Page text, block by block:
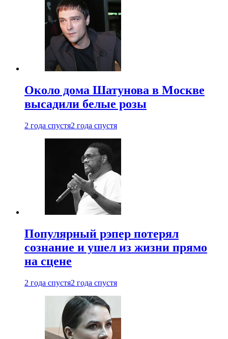
Около дома Шатунова в Москве
высадили белые розы
2 года спустя2 года спустя
Популярный рэпер потерял
сознание и ушел из жизни прямо
на сцене
2 года спустя2 года спустя